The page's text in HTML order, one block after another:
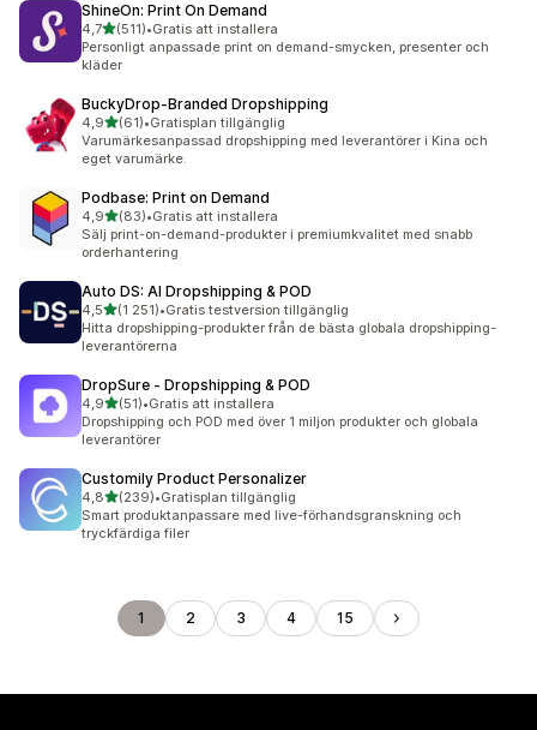
ShineOn: Print On Demand
4,7av 5 stjärnor
(511)
511 recensioner totalt
•Gratis att installera
Personligt anpassade print on demand-smycken, presenter och
kläder
BuckyDrop‑Branded Dropshipping
4,9av 5 stjärnor
(61)
61 recensioner totalt
•Gratisplan tillgänglig
Varumärkesanpassad dropshipping med leverantörer i Kina och
eget varumärke.
Podbase: Print on Demand
4,9av 5 stjärnor
(83)
83 recensioner totalt
•Gratis att installera
Sälj print-on-demand-produkter i premiumkvalitet med snabb
orderhantering
Auto DS: AI Dropshipping & POD
4,5av 5 stjärnor
(1 251)
1251 recensioner totalt
•Gratis testversion tillgänglig
Hitta dropshipping-produkter från de bästa globala dropshipping-
leverantörerna
DropSure ‑ Dropshipping & POD
4,9av 5 stjärnor
(51)
51 recensioner totalt
•Gratis att installera
Dropshipping och POD med över 1 miljon produkter och globala
leverantörer
Customily Product Personalizer
4,8av 5 stjärnor
(239)
239 recensioner totalt
•Gratisplan tillgänglig
Smart produktanpassare med live-förhandsgranskning och
tryckfärdiga filer
1 2 3 4 15